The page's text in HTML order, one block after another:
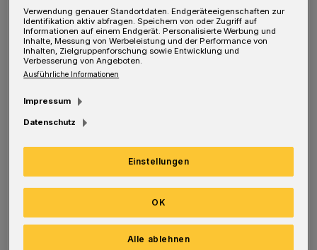
normalen Regenmenge, sonst fallen dort im
Mittel 97 Liter.
An der Großen Dhünn-Talsperre in
Buchenhofen in Wuppertal wurden 76 Liter
gemessen, 20 Liter weniger als im
langjährigen Mittel von 96 Litern. Damit war
diese Station auch insgesamt die
niederschlagsärmste Station im Wuppergebiet.
Verwendung genauer Standortdaten. Endgeräteeigenschaften zur
Identifikation aktiv abfragen. Speichern von oder Zugriff auf
Informationen auf einem Endgerät. Personalisierte Werbung und
Inhalte, Messung von Werbeleistung und der Performance von
Inhalten, Zielgruppenforschung sowie Entwicklung und
Verbesserung von Angeboten.
Ausführliche Informationen
Impressum
Datenschutz
Einstellungen
Alle ablehnen
OK